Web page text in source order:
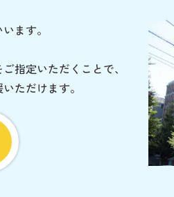
ます。
指定いただくことで、
ただけます。